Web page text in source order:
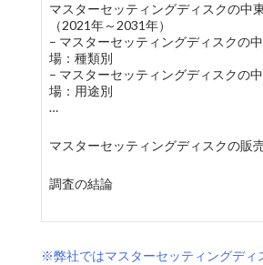
マスターセッティングディスクの中
（2021年～2031年）
– マスターセッティングディスクの
場：種類別
– マスターセッティングディスクの
場：用途別
…
マスターセッティングディスクの販
調査の結論
※弊社ではマスターセッティングディ